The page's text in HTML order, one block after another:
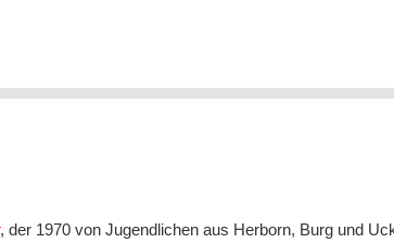
, der 1970 von Jugendlichen aus Herborn, Burg und